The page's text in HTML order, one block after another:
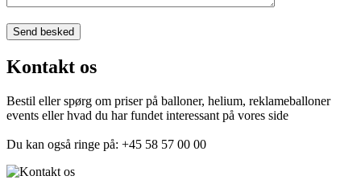
Kontakt os
Bestil eller spørg om priser på balloner, helium, reklameballoner
events eller hvad du har fundet interessant på vores side
Du kan også ringe på: +45 58 57 00 00